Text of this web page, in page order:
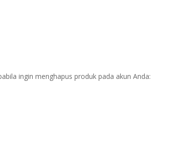
ingin menghapus produk pada akun Anda: